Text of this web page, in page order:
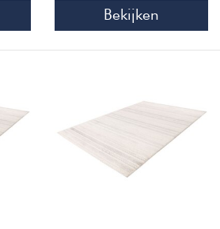
Bekijken